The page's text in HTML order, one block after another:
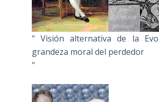
" Visión alternativa de la
grandeza moral del perdedor
"